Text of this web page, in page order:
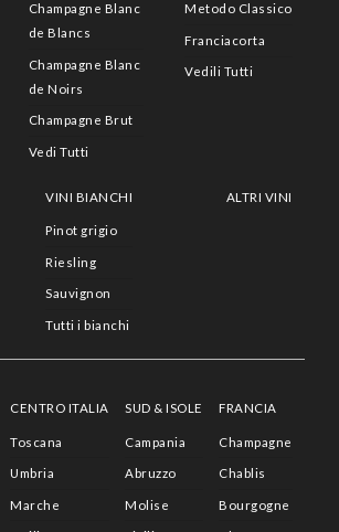
Champagne Blanc
de Blancs
Champagne Blanc
de Noirs
Champagne Brut
Vedi Tutti
Metodo Classico
Franciacorta
Vedili Tutti
VINI BIANCHI
Pinot grigio
Riesling
Sauvignon
Tutti i bianchi
ALTRI VINI
CENTRO ITALIA
Toscana
Umbria
Marche
SUD & ISOLE
Campania
Abruzzo
Molise
FRANCIA
Champagne
Chablis
Bourgogne